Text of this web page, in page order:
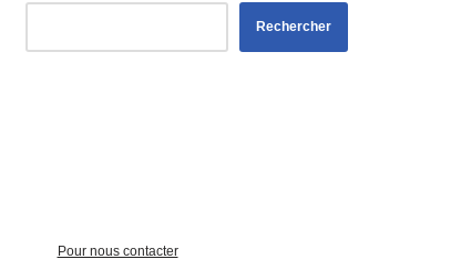
Rechercher
Pour nous contacter